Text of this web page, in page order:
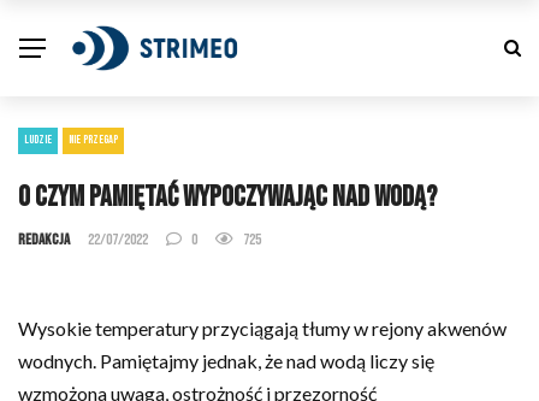
LUDZIE NIE PRZEGAP
O czym pamiętać wypoczywając nad wodą?
Redakcja 22/07/2022 0 725
Wysokie temperatury przyciągają tłumy w rejony akwenów
wodnych. Pamiętajmy jednak, że nad wodą liczy się
wzmożona uwaga, ostrożność i przezorność